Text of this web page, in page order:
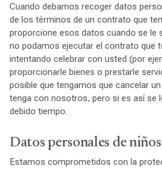
Cuando debamos recoger datos
de los términos de un contrato que
proporcione esos datos cuando se le
no podamos ejecutar el contrato que
intentando celebrar con usted (por
proporcionarle bienes o prestarle
posible que tengamos que cancelar
tenga con nosotros, pero si es así se
debido tiempo.
Datos personales de niños
Estamos comprometidos con la